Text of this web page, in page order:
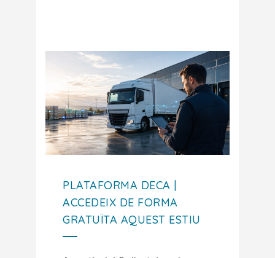
PLATAFORMA DECA |
ACCEDEIX DE FORMA
GRATUÏTA AQUEST ESTIU